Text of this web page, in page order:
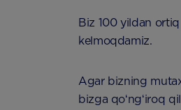
Biz 100 yildan
kelmoqdamiz.
Agar bizning
bizga qoʻngʻiroq